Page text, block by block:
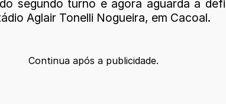
segundo turno e agora aguarda a
Aglair Tonelli Nogueira, em Cacoal.
Continua após a publicidade.